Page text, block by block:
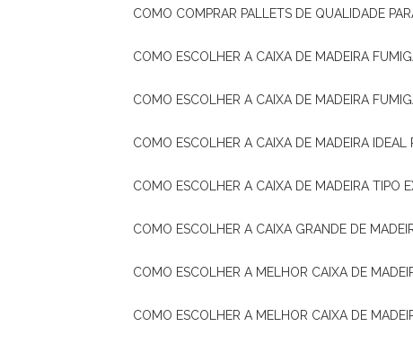
COMO COMPRAR PALLETS DE QUALIDADE
COMO ESCOLHER A CAIXA DE MADEIRA
COMO ESCOLHER A CAIXA DE MADEIRA
COMO ESCOLHER A CAIXA DE MADEIRA IDEAL
COMO ESCOLHER A CAIXA DE MADEIRA TIPO
COMO ESCOLHER A CAIXA GRANDE DE
COMO ESCOLHER A MELHOR CAIXA DE
COMO ESCOLHER A MELHOR CAIXA DE